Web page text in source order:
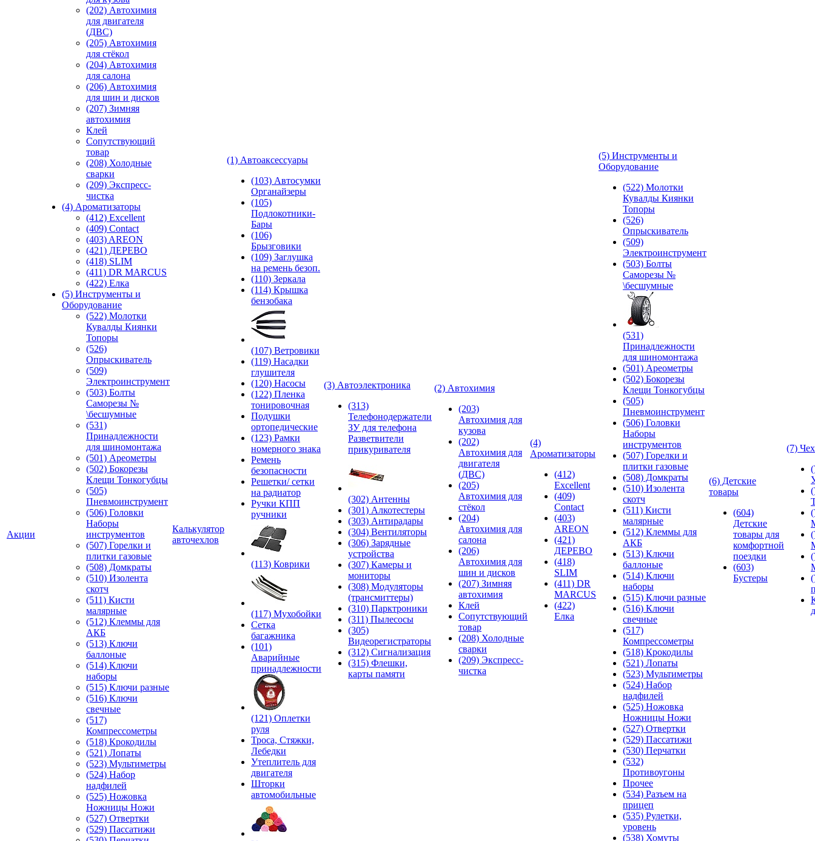
Акции
(202) Автохимия
для двигателя
(ДВС)
(205) Автохимия
для стёкол
(204) Автохимия
для салона
(206) Автохимия
для шин и дисков
(207) Зимняя
автохимия
Клей
Сопутствующий
товар
(208) Холодные
сварки
(209) Экспреcс-
чистка
(4) Ароматизаторы
(412) Excellent
(409) Contact
(403) AREON
(421) ДЕРЕВО
(418) SLIM
(411) DR MARCUS
(422) Елка
(5) Инструменты и
Оборудование
(522) Молотки
Кувалды Киянки
Топоры
(526)
Опрыскиватель
(509)
Электроинструмент
(503) Болты
Саморезы №
\бесшумные
(531)
Принадлежности
для шиномонтажа
(501) Ареометры
(502) Бокорезы
Клещи Тонкогубцы
(505)
Пневмоинструмент
(506) Головки
Наборы
инструментов
(507) Горелки и
плитки газовые
(508) Домкраты
(510) Изолента
скотч
(511) Кисти
малярные
(512) Клеммы для
АКБ
(513) Ключи
баллоные
(514) Ключи
наборы
(515) Ключи разные
(516) Ключи
свечные
(517)
Компрессометры
(518) Крокодилы
(521) Лопаты
(523) Мультиметры
(524) Набор
надфилей
(525) Ножовка
Ножницы Ножи
(527) Отвертки
(529) Пассатижи
Калькулятор
авточехлов
(1) Автоаксессуары
(103) Автосумки
Органайзеры
(105)
Подлокотники-
Бары
(106)
Брызговики
(109) Заглушка
на ремень безоп.
(110) Зеркала
(114) Крышка
бензобака
(107) Ветровики
(119) Насадки
глушителя
(120) Насосы
(122) Пленка
тонировочная
Подушки
ортопедические
(123) Рамки
номерного знака
Ремень
безопасности
Решетки/ сетки
на радиатор
Ручки КПП
ручники
(113) Коврики
(117) Мухобойки
Сетка
багажника
(101)
Аварийные
принадлежности
(121) Оплетки
руля
Троса, Стяжки,
Лебедки
Утеплитель для
двигателя
Шторки
автомобильные
(3) Автоэлектроника
(313)
Телефонодержатели
ЗУ для телефона
Разветвители
прикуривателя
(302) Антенны
(301) Алкотестеры
(303) Антирадары
(304) Вентиляторы
(306) Зарядные
устройства
(307) Камеры и
мониторы
(308) Модуляторы
(трансмиттеры)
(310) Парктроники
(311) Пылесосы
(305)
Видеорегистраторы
(312) Сигнализация
(315) Флешки,
карты памяти
(2) Автохимия
(203)
Автохимия для
кузова
(202)
Автохимия для
двигателя
(ДВС)
(205)
Автохимия для
стёкол
(204)
Автохимия для
салона
(206)
Автохимия для
шин и дисков
(207) Зимняя
автохимия
Клей
Сопутствующий
товар
(208) Холодные
сварки
(209) Экспреcс-
чистка
(4)
Ароматизаторы
(412)
Excellent
(409)
Contact
(403)
AREON
(421)
ДЕРЕВО
(418)
SLIM
(411) DR
MARCUS
(422)
Елка
(5) Инструменты и
Оборудование
(522) Молотки
Кувалды Киянки
Топоры
(526)
Опрыскиватель
(509)
Электроинструмент
(503) Болты
Саморезы №
\бесшумные
(531)
Принадлежности
для шиномонтажа
(501) Ареометры
(502) Бокорезы
Клещи Тонкогубцы
(505)
Пневмоинструмент
(506) Головки
Наборы
инструментов
(507) Горелки и
плитки газовые
(508) Домкраты
(510) Изолента
скотч
(511) Кисти
малярные
(512) Клеммы для
АКБ
(513) Ключи
баллоные
(514) Ключи
наборы
(515) Ключи разные
(516) Ключи
свечные
(517)
Компрессометры
(518) Крокодилы
(521) Лопаты
(523) Мультиметры
(524) Набор
надфилей
(525) Ножовка
Ножницы Ножи
(527) Отвертки
(529) Пассатижи
(530) Перчатки
(532)
Противоугоны
Прочее
(534) Разъем на
прицеп
(535) Рулетки,
уровень
(538) Хомуты
(6) Детские
товары
(604)
Детские
товары для
комфортной
поездки
(603)
Бустеры
(7)